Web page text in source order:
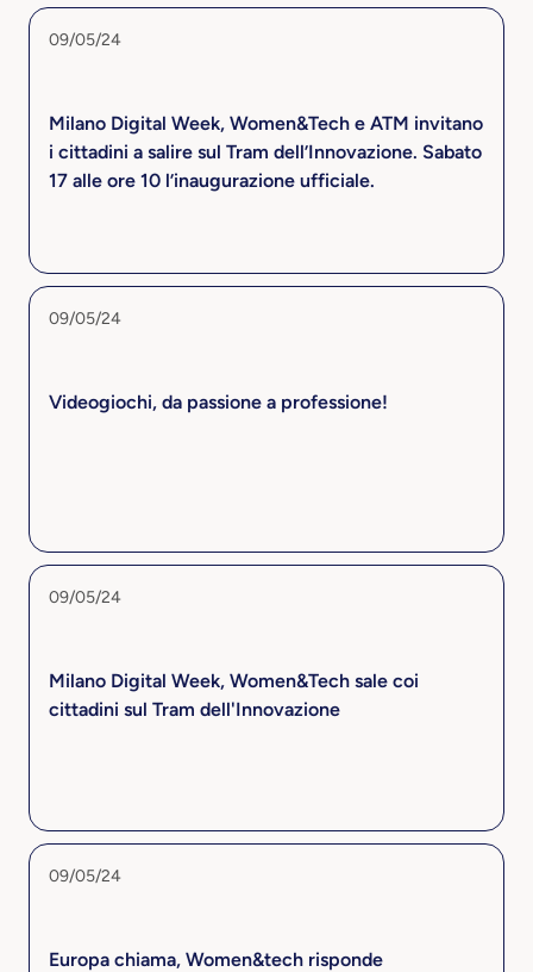
09/05/24
Milano Digital Week, Women&Tech e ATM invitano
i cittadini a salire sul Tram dell’Innovazione. Sabato
17 alle ore 10 l’inaugurazione ufficiale.
09/05/24
Videogiochi, da passione a professione!
09/05/24
Milano Digital Week, Women&Tech sale coi
cittadini sul Tram dell'Innovazione
09/05/24
Europa chiama, Women&tech risponde